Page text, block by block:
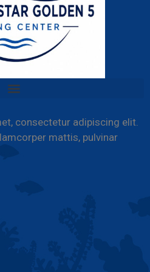
consectetur adipiscing elit.
mattis, pulvinar